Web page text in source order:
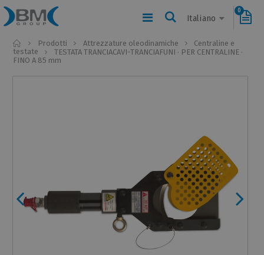
Italiano
0
Home
Prodotti Attrezzature oleodinamiche
Centraline e
testate
TESTATA TRANCIACAVI-TRANCIAFUNI · PER CENTRALINE ·
FINO A 85 mm